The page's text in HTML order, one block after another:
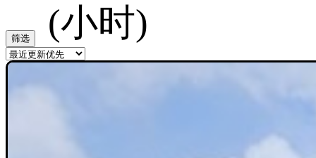
(小时)
筛选